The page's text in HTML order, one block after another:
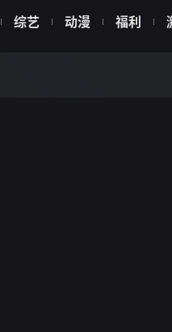
综艺 动漫 福利